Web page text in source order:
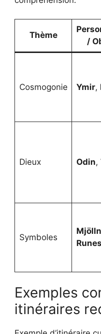
Thème
/
Cosmogonie Ymir,
Dieux Odin,
Symboles
Runes
Exemples
itinéraires